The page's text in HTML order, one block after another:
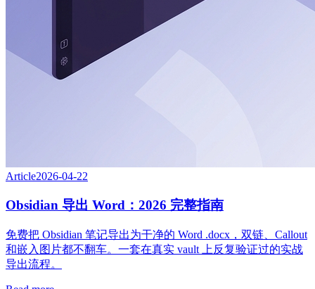
Article2026-04-22
Obsidian 导出 Word：2026 完整指南
免费把 Obsidian 笔记导出为干净的 Word .docx，双链、Callout
和嵌入图片都不翻车。一套在真实 vault 上反复验证过的实战
导出流程。